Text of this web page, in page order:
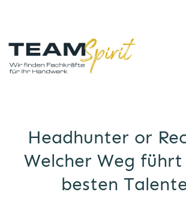
Headhunter or
Welcher Weg
besten